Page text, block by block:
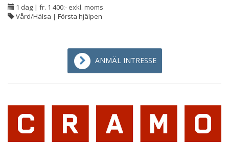
1 dag | fr. 1 400:- exkl. moms
Vård/Hälsa | Första hjälpen
ANMÄL INTRESSE